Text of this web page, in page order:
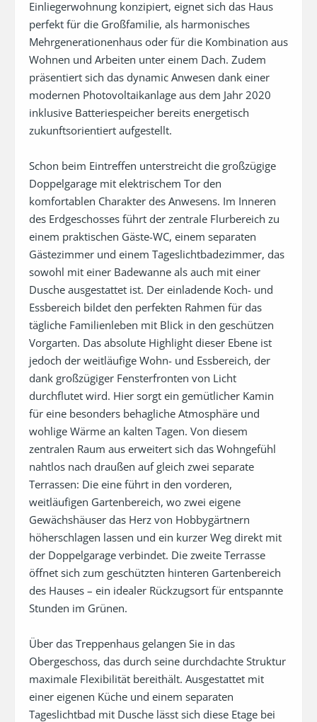
Einliegerwohnung konzipiert, eignet sich das Haus
perfekt für die Großfamilie, als harmonisches
Mehrgenerationenhaus oder für die Kombination aus
Wohnen und Arbeiten unter einem Dach. Zudem
präsentiert sich das dynamic Anwesen dank einer
modernen Photovoltaikanlage aus dem Jahr 2020
inklusive Batteriespeicher bereits energetisch
zukunftsorientiert aufgestellt.
Schon beim Eintreffen unterstreicht die großzügige
Doppelgarage mit elektrischem Tor den
komfortablen Charakter des Anwesens. Im Inneren
des Erdgeschosses führt der zentrale Flurbereich zu
einem praktischen Gäste-WC, einem separaten
Gästezimmer und einem Tageslichtbadezimmer, das
sowohl mit einer Badewanne als auch mit einer
Dusche ausgestattet ist. Der einladende Koch- und
Essbereich bildet den perfekten Rahmen für das
tägliche Familienleben mit Blick in den geschützen
Vorgarten. Das absolute Highlight dieser Ebene ist
jedoch der weitläufige Wohn- und Essbereich, der
dank großzügiger Fensterfronten von Licht
durchflutet wird. Hier sorgt ein gemütlicher Kamin
für eine besonders behagliche Atmosphäre und
wohlige Wärme an kalten Tagen. Von diesem
zentralen Raum aus erweitert sich das Wohngefühl
nahtlos nach draußen auf gleich zwei separate
Terrassen: Die eine führt in den vorderen,
weitläufigen Gartenbereich, wo zwei eigene
Gewächshäuser das Herz von Hobbygärtnern
höherschlagen lassen und ein kurzer Weg direkt mit
der Doppelgarage verbindet. Die zweite Terrasse
öffnet sich zum geschützten hinteren Gartenbereich
des Hauses – ein idealer Rückzugsort für entspannte
Stunden im Grünen.
Über das Treppenhaus gelangen Sie in das
Obergeschoss, das durch seine durchdachte Struktur
maximale Flexibilität bereithält. Ausgestattet mit
einer eigenen Küche und einem separaten
Tageslichtbad mit Dusche lässt sich diese Etage bei